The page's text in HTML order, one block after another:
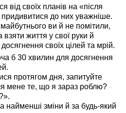
своїх планів на «після
до них уважніше.
ви й не помітили,
життя у свої руки й
своїх цілей та мрій.
б 30 хвилин для досягнення
протягом дня, запитуйте
мене те, що я зараз роблю?
найменші зміни й за будь-який